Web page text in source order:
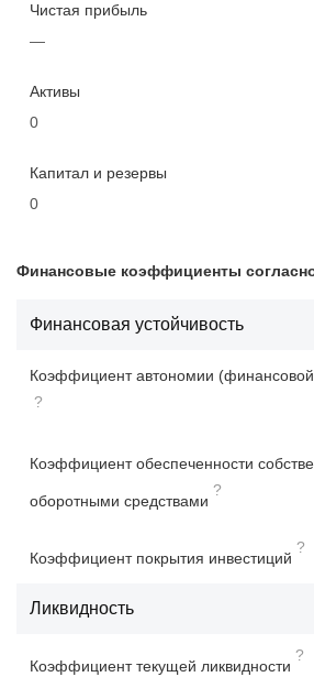
Чистая прибыль
—
Активы
0
Капитал и резервы
0
Финансовые коэффициенты согласно
Финансовая устойчивость
Коэффициент автономии (финансовой
?
Коэффициент обеспеченности
оборотными средствами
?
Коэффициент покрытия инвестиций
?
Ликвидность
Коэффициент текущей ликвидности
?